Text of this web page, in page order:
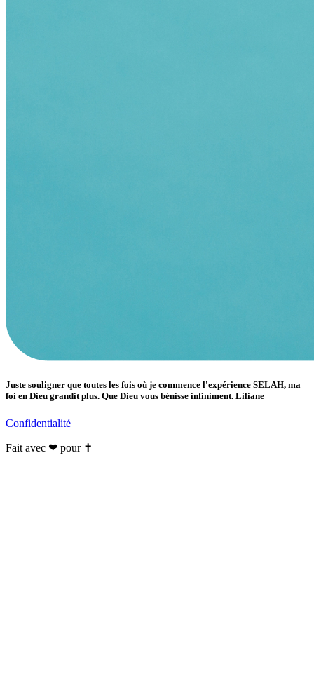
Juste souligner que toutes les fois où je commence l'expérience SELAH, ma
foi en Dieu grandit plus. Que Dieu vous bénisse infiniment. Liliane
Confidentialité
Fait avec ❤ pour ✝️️